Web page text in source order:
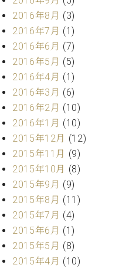
調
律
師
紹
介
律
料
金
表
お
い
合
わ
せ
尾山調律師のブ
ログ Die
Musikgasse（音
楽の小道）
2016年8月 (3)
2016年7月 (1)
2016年6月 (7)
2016年5月 (5)
2016年4月 (1)
2016年3月 (6)
2016年2月 (10)
2016年1月 (10)
2015年12月 (12)
2015年11月 (9)
2015年10月 (8)
2015年9月 (9)
2015年8月 (11)
2015年7月 (4)
2015年6月 (1)
2015年5月 (8)
2015年4月 (10)